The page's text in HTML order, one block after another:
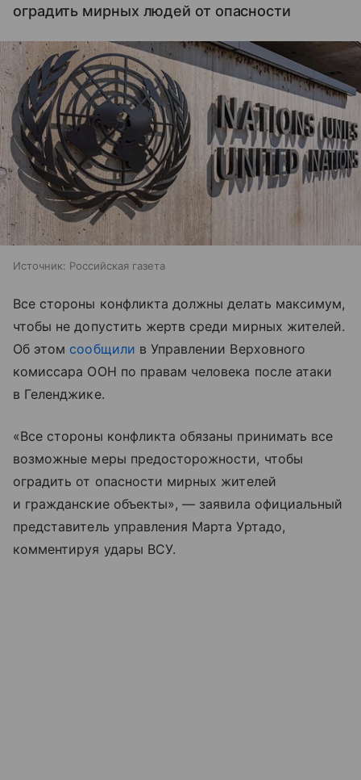
оградить мирных людей от опасности
Источник: Российская газета
Все стороны конфликта должны делать максимум,
чтобы не допустить жертв среди мирных жителей.
Об этом сообщили в Управлении Верховного
комиссара ООН по правам человека после атаки
в Геленджике.
«Все стороны конфликта обязаны принимать все
возможные меры предосторожности, чтобы
оградить от опасности мирных жителей
и гражданские объекты», — заявила официальный
представитель управления Марта Уртадо,
комментируя удары ВСУ.